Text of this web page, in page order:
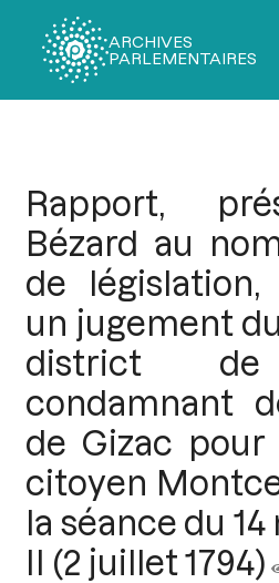
ARCHIVES
PARLEMENTAIRES
Rapport,
Bézard au
de législation,
un jugement
district de
condamnant
de Gizac
citoyen
la séance du
II (2 juillet 1794)